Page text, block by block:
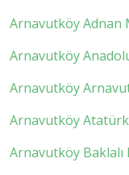
Arnavutköy Adnan
Arnavutköy
Arnavutköy
Arnavutköy
Arnavutköy Baklalı